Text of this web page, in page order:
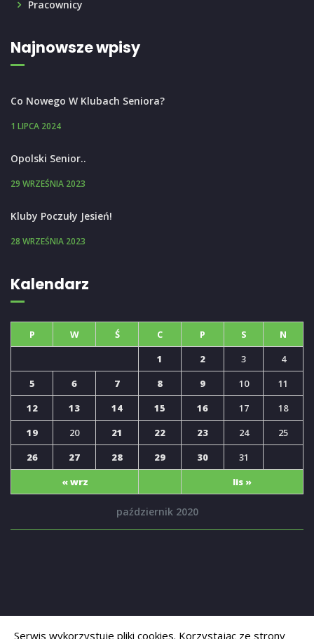
Pracownicy
Najnowsze wpisy
Co Nowego W Klubach Seniora?
1 LIPCA 2024
Opolski Senior..
29 WRZEŚNIA 2023
Kluby Poczuły Jesień!
28 WRZEŚNIA 2023
Kalendarz
październik 2020
P W Ś C P S N
« wrz lis »
1 2 3
4
5
6 7 8 9 10
11
12
13 14 15 16 17
18
19
20 21 22 23 24
25
26
27 28 29 30 31
Serwis wykorzystuje pliki cookies. Korzystając ze strony